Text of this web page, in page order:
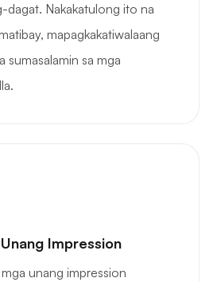
dagat. Nakakatulong ito na
mapagkakatiwalaang
sumasalamin sa mga
Impression
unang impression